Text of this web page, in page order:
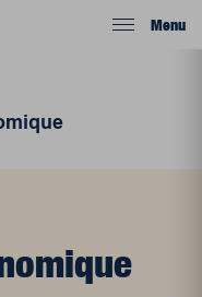
Menu